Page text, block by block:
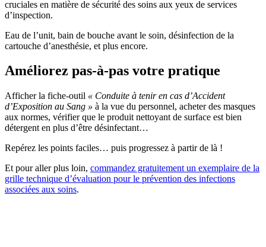
cruciales en matière de sécurité des soins aux yeux de services
d’inspection.
Eau de l’unit, bain de bouche avant le soin, désinfection de la
cartouche d’anesthésie, et plus encore.
Améliorez pas-à-pas votre pratique
Afficher la fiche-outil « Conduite à tenir en cas d’Accident
d’Exposition au Sang » à la vue du personnel, acheter des masques
aux normes, vérifier que le produit nettoyant de surface est bien
détergent en plus d’être désinfectant…
Repérez les points faciles… puis progressez à partir de là !
Et pour aller plus loin, commandez gratuitement un exemplaire de la
grille technique d’évaluation pour le prévention des infections
associées aux soins.